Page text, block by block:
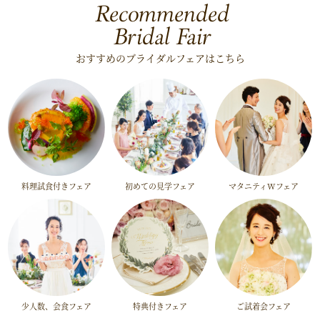
Recommended
Bridal Fair
おすすめのブライダルフェアはこちら
料理試食付きフェア 初めての見学フェア マタニティWフェア
少人数、会食フェア 特典付きフェア ご試着会フェア